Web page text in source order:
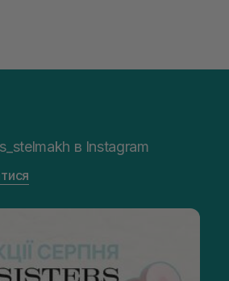
в Instagram